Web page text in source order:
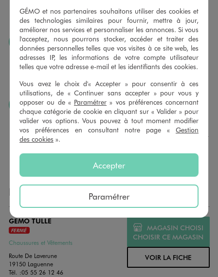
sous 30 jours, sur simple présentation du ticket de caisse,
dans tous les magasins GÉMO.
JE PEUX FAIRE RETOUCHER MES ARTICLES
Ourlets, ceintures… vous avez la possibilité de faire
retoucher vos articles textiles dans nos magasins. Les tarifs
conditions en magasins.
J’AIME FAIRE PLAISIR
Nous vous proposons des cartes cadeaux GÉMO d’un
montant au choix entre 10€ et 150€. Les cartes cadeau
GÉMO sont valables 1 an, utilisables en plusieurs fois, pour
dans de jolies enveloppes pour toutes les occasions.
NOS AUTRES MAGASINS
GEMO TULLE
FERMÉ
Chaussures et Vêtements
Route De Laverune
19150 Laguenne
Tél. :05 55 26 12 46
MAGASIN CHOISI
CHOISIR CE MAGASIN
VOIR LA FICHE
GÉMO et nos partenaires souhaitons utiliser des cookies et
des technologies similaires pour fournir, mettre à jour,
améliorer nos services et personnaliser les annonces. Si vous
l'acceptez, nous pourrons stocker, accéder et traiter des
données personnelles telles que vos visites à ce site web, les
adresses IP, les informations de votre compte utilisateur
telles que votre adresse e-mail et les identifiants des cookies.
Vous avez le choix d'« Accepter » pour consentir à ces
utilisations, de « Continuer sans accepter » pour vous y
opposer ou de « Paramétrer » vos préférences concernant
chaque catégorie de cookie en cliquant sur « Valider » pour
valider vos options. Vous pouvez à tout moment modifier
vos préférences en consultant notre page « Gestion
des cookies ».
Accepter
Paramétrer